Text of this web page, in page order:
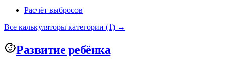
Расчёт выбросов
Все калькуляторы категории (1) →
Развитие ребёнка